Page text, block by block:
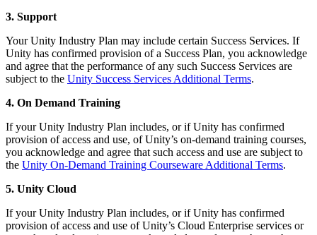
3. Support
Your Unity Industry Plan may include certain Success Services. If
Unity has confirmed provision of a Success Plan, you acknowledge
and agree that the performance of any such Success Services are
subject to the Unity Success Services Additional Terms.
4. On Demand Training
If your Unity Industry Plan includes, or if Unity has confirmed
provision of access and use, of Unity’s on-demand training courses,
you acknowledge and agree that such access and use are subject to
the Unity On-Demand Training Courseware Additional Terms.
5. Unity Cloud
If your Unity Industry Plan includes, or if Unity has confirmed
provision of access and use of Unity’s Cloud Enterprise services or